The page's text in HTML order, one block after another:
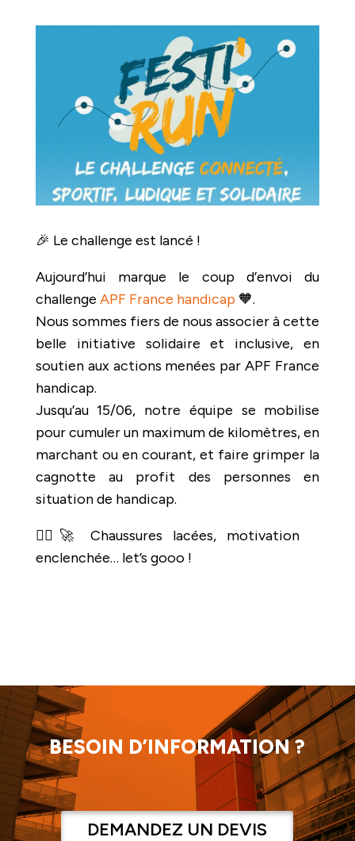
🎉 Le challenge est lancé !
Aujourd’hui marque le coup d’envoi du
challenge APF France handicap 🧡.
Nous sommes fiers de nous associer à cette
belle initiative solidaire et inclusive, en
soutien aux actions menées par APF France
handicap.
Jusqu’au 15/06, notre équipe se mobilise
pour cumuler un maximum de kilomètres, en
marchant ou en courant, et faire grimper la
cagnotte au profit des personnes en
situation de handicap.
🏃‍♀️🚀 Chaussures lacées, motivation
enclenchée… let’s gooo !
BESOIN D’INFORMATION ?
DEMANDEZ UN DEVIS